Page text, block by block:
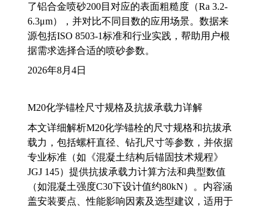
了铝合金喷砂200目对应的表面粗糙度（Ra 3.2-
6.3μm），并对比不同目数的应用场景。数据来
源包括ISO 8503-1标准和行业实践，帮助用户根
据需求选择合适的喷砂参数。
2026年8月4日
M20化学锚栓尺寸规格及抗拔承载力详解
本文详细解析M20化学锚栓的尺寸规格和抗拔承
载力，包括螺杆直径、钻孔尺寸等参数，并依据
专业标准（如《混凝土结构后锚固技术规程》
JGJ 145）提供抗拔承载力计算方法和典型数值
（如混凝土强度C30下设计值约80kN）。内容涵
盖安装要点、性能影响因素及选型建议，适用于